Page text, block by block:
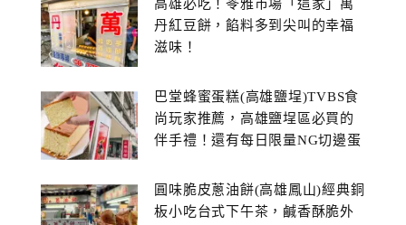
高雄必吃！苓雅市場「這家」萬
丹紅豆餅，餡料多到尖叫的幸福
滋味！
巴堂蜂蜜蛋糕(高雄鹽埕)TVBS食
尚玩家推薦，高雄鹽埕區必買的
伴手禮！還有每日限量NG切邊蛋
圓味脆皮蔥油餅(高雄鳳山)經典銅
板小吃台式下午茶，鹹香酥脆外